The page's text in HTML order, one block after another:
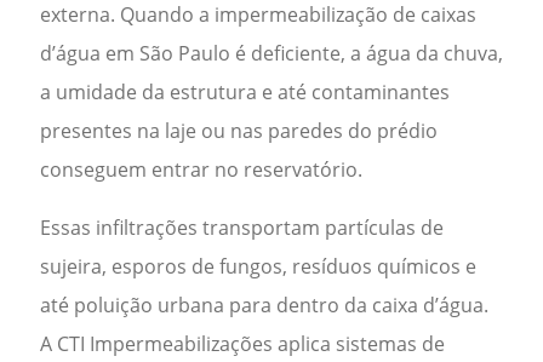
externa. Quando a impermeabilização de caixas
d’água em São Paulo é deficiente, a água da chuva,
a umidade da estrutura e até contaminantes
presentes na laje ou nas paredes do prédio
conseguem entrar no reservatório.
Essas infiltrações transportam partículas de
sujeira, esporos de fungos, resíduos químicos e
até poluição urbana para dentro da caixa d’água.
A CTI Impermeabilizações aplica sistemas de